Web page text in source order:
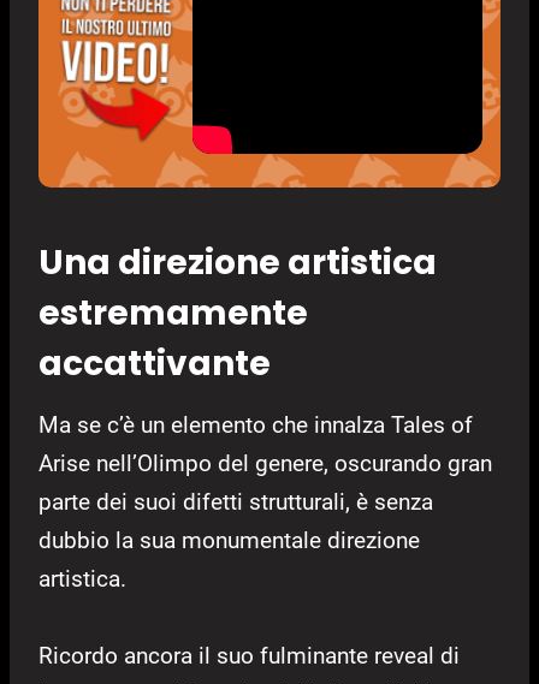
Una direzione artistica
estremamente
accattivante
Ma se c’è un elemento che innalza Tales of
Arise nell’Olimpo del genere, oscurando gran
parte dei suoi difetti strutturali, è senza
dubbio la sua monumentale direzione
artistica.
Ricordo ancora il suo fulminante reveal di